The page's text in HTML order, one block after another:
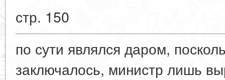
стр. 150
по сути являлся даром,
заключалось, министр лишь